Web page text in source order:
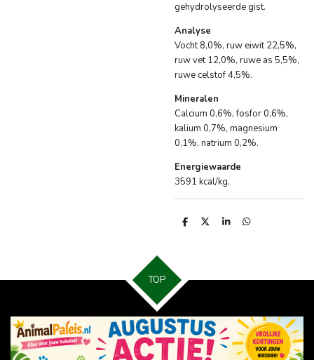
gehydrolyseerde gist.
Analyse
Vocht 8,0%, ruw eiwit 22,5%,
ruw vet 12,0%, ruwe as 5,5%,
ruwe celstof 4,5%.
Mineralen
Calcium 0,6%, fosfor 0,6%,
kalium 0,7%, magnesium
0,1%, natrium 0,2%.
Energiewaarde
3591 kcal/kg.
D
D
S
D
TOP